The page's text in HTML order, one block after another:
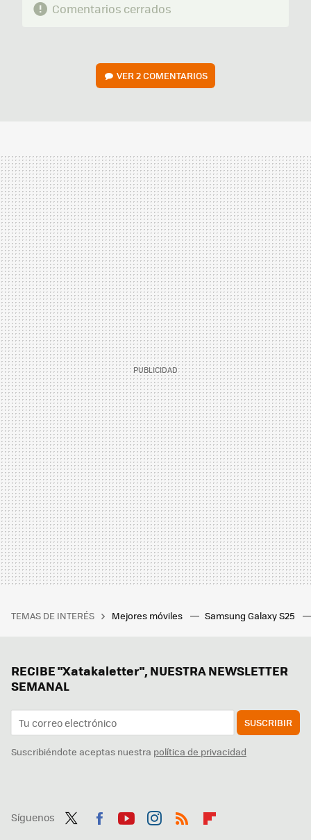
Comentarios cerrados
VER2 COMENTARIOS
TEMAS DE INTERÉS Mejores móviles Samsung Galaxy S25
RECIBE "Xatakaletter", NUESTRA NEWSLETTER
SEMANAL
SUSCRIBIR
Suscribiéndote aceptas nuestra política de privacidad
Síguenos